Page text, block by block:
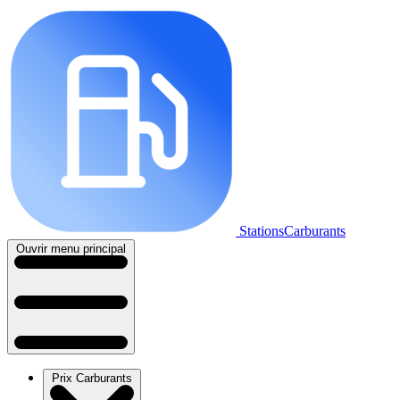
StationsCarburants
Ouvrir menu principal
Prix Carburants